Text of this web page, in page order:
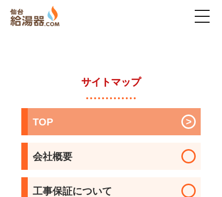
サイトマップ
TOP >
会社概要
工事保証について